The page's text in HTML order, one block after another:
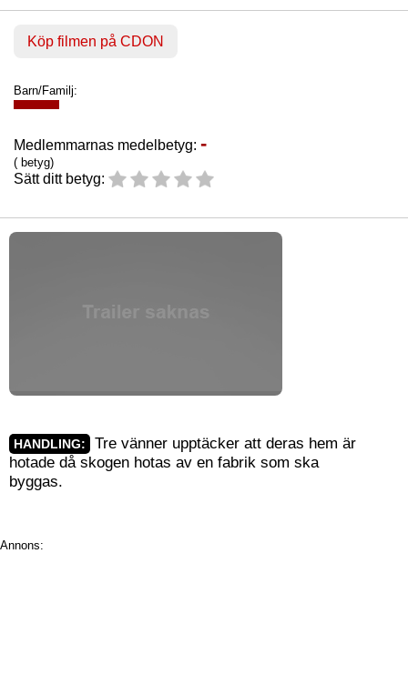
Köp filmen på CDON
Barn/Familj:
Medlemmarnas medelbetyg: -
( betyg)
Sätt ditt betyg:
HANDLING:
Tre vänner upptäcker att deras hem är
hotade då skogen hotas av en fabrik som ska
byggas.
Annons: